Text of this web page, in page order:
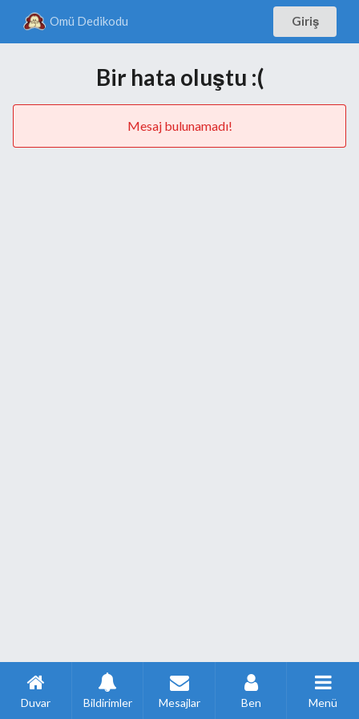
Omü Dedikodu Giriş
Bir hata oluştu :(
Mesaj bulunamadı!
Duvar Bildirimler Mesajlar Ben Menü